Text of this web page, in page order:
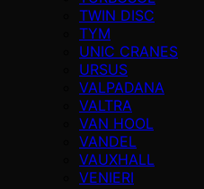
TWIN DISC
TYM
UNIC CRANES
URSUS
VALPADANA
VALTRA
VAN HOOL
VANDEL
VAUXHALL
VENIERI